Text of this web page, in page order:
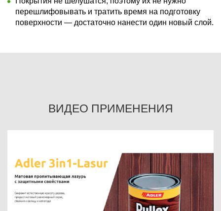
перешлифовывать и тратить время на подготовку
поверхности — достаточно нанести один новый слой.
ВИДЕО ПРИМЕНЕНИЯ